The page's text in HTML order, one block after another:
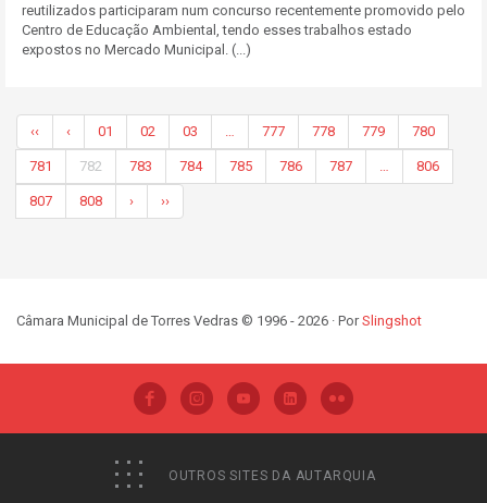
reutilizados participaram num concurso recentemente promovido pelo
Centro de Educação Ambiental, tendo esses trabalhos estado
expostos no Mercado Municipal. (...)
‹‹ ‹ 01 02 03 777 778 779 780
781 782 783 784 785 786 787 806
807 808 › ››
Câmara Municipal de Torres Vedras © 1996 - 2026 · PorSlingshot
OUTROS SITES DA AUTARQUIA